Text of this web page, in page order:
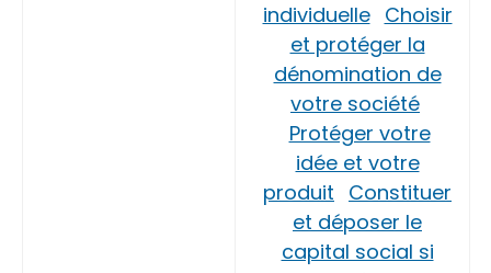
individuelle Choisir
et protéger la
dénomination de
votre société
Protéger votre
idée et votre
produit Constituer
et déposer le
capital social si